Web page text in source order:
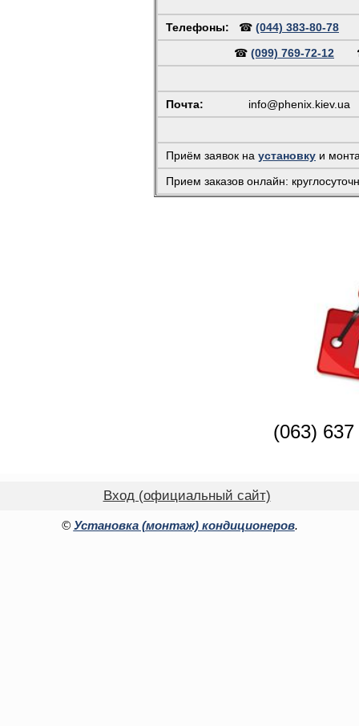
Телефоны: ☎ (044) 383-80-78
☎ (099) 769-72-12
Почта: info@phenix.kiev.ua
Приём заявок на установку и
Прием заказов онлайн:
(063)
Вход (официальный сайт)
© Установка (монтаж) кондиционеров.